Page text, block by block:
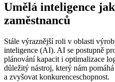
Umělá inteligence
zaměstnanců
Stále výraznější roli v oblasti
inteligence (AI). AI se postupně
plánování kapacit i optimalizace
důležitý nástroj, který nám
a zvyšovat konkurenceschopnost.